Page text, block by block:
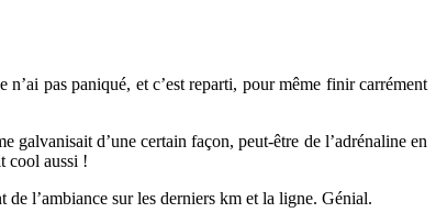
pas paniqué, et c’est reparti, pour même finir carrément
galvanisait d’une certain façon, peut-être de l’adrénaline en
cool aussi !
de l’ambiance sur les derniers km et la ligne. Génial.